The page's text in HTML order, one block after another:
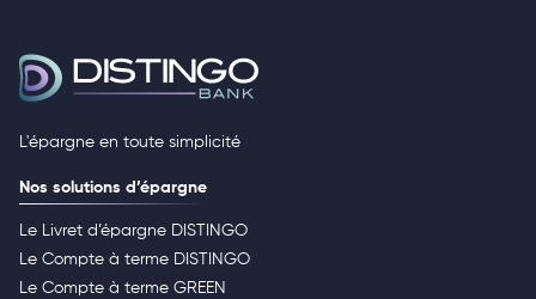
L'épargne en toute simplicité
Nos solutions d’épargne
Le Livret d’épargne DISTINGO
Le Compte à terme DISTINGO
Le Compte à terme GREEN